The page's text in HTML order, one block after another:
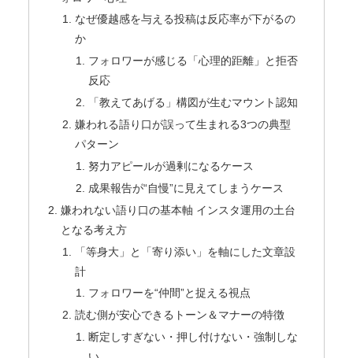
なぜ優越感を与える投稿は反応率が下がるの
か
フォロワーが感じる「心理的距離」と拒否
反応
「教えてあげる」構図が生むマウント認知
嫌われる語り口が誤って生まれる3つの典型
パターン
努力アピールが過剰になるケース
成果報告が“自慢”に見えてしまうケース
嫌われない語り口の基本軸 インスタ運用の土台
となる考え方
「等身大」と「寄り添い」を軸にした文章設
計
フォロワーを“仲間”と捉える視点
読む側が安心できるトーン＆マナーの特徴
断定しすぎない・押し付けない・強制しな